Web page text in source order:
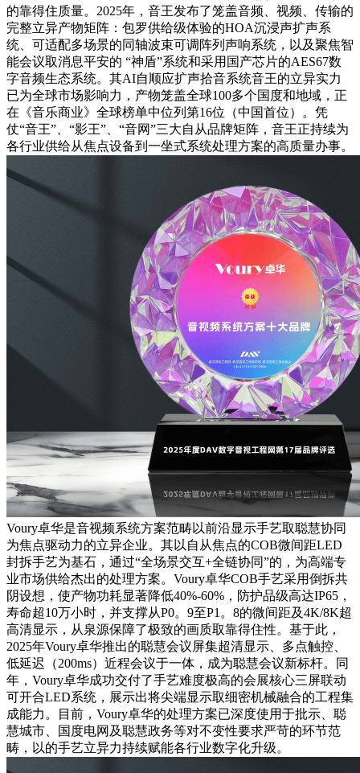
的靠得住质量。2025年，音王发布了笼盖音频、视频、传输的
完整立异产物矩阵：包罗供给级体验的HOA沉浸声扩声系
统、可适配多场景的同轴波束可调阵列声响系统，以及聚焦智
能会议取消息平安的 “神盾”系统和采用国产芯片的AES67数
字音频生态系统。其AI自顺应扩声拾音系统音王的立异实力
已为全球市场影响力，产物笼盖全球100多个国度和地域，正
在《音乐商业》全球榜单中位列第16位（中国首位）。凭
仗“音王”、“影王”、“音网”三大自从品牌矩阵，音王正持续为
各行业供给从焦点设备到一坐式系统处理方案的高质量办事。
Voury卓华是音视频系统方案范畴以前沿显示手艺取聪慧协同
为焦点驱动力的立异企业。其以自从焦点的COB微间距LED
封拆手艺为基石，通过“全场景交互+全链协同”的，为高端专
业市场供给杰出的处理方案。Voury卓华COB手艺采用倒拆共
阴设想，使产物功耗显著降低40%-60%，防护品级高达IP65，
寿命超10万小时，并支撑从P0。9至P1。8的微间距及4K/8K超
高清显示，从泉源保障了极致的画质取靠得住性。基于此，
2025年Voury卓华推出的聪慧会议屏集超清显示、多点触控、
低延迟（200ms）近程会议于一体，成为聪慧会议新标杆。同
年，Voury卓华成功交付了手艺难度极高的会展核心三屏联动
可开合LED系统，展示出将尖端显示取细密机械融合的工程集
成能力。目前，Voury卓华的处理方案已深度使用于批示、聪
慧城市、国度电网及聪慧政务等对不变性要求严苛的环节范
畴，以的手艺立异力持续赋能各行业数字化升级。